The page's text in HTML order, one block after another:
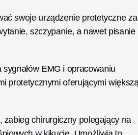
swoje urządzenie protetyczne za
szczypanie, a nawet pisanie
EMG i opracowaniu
protetycznymi oferującymi
zabieg chirurgiczny polegający na